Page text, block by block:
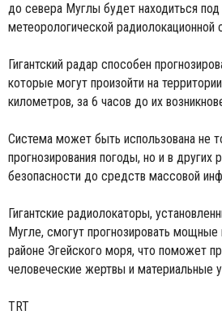
до севера Муглы будет находиться
метеорологической радиолокационной
Гигантский радар способен
которые могут произойти на
километров, за 6 часов до их
Система может быть использована не
прогнозирования погоды, но и в других
безопасности до средств массовой
Гигантские радиолокаторы,
Мугле, смогут прогнозировать мощные
районе Эгейского моря, что поможет
человеческие жертвы и материальные
TRT